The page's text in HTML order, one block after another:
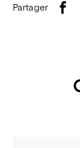
Partager f